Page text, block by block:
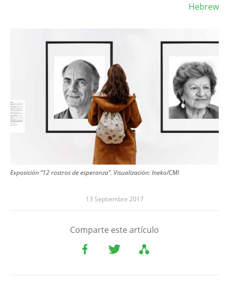
Hebrew
Exposición “12 rostros de esperanza”. Visualización: Ineko/CMI
13 Septiembre 2017
Comparte este artículo